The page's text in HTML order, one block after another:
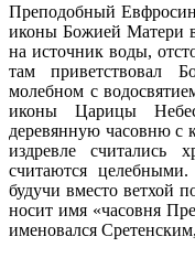
Преподобный Евфросин
иконы Божией Матери
на источник воды,
там приветствовал
молебном с
иконы Царицы
деревянную часовню с
издревле считались
считаются
будучи вместо ветхой
носит имя «часовня
именовался